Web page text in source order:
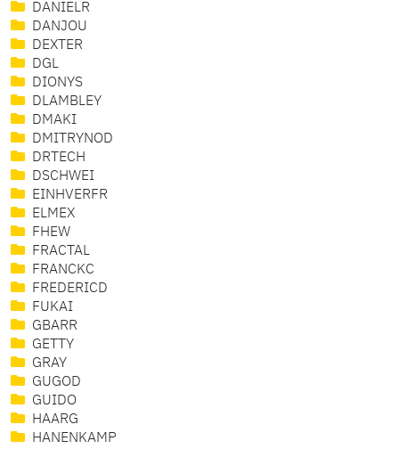
DANIELR
DANJOU
DEXTER
DGL
DIONYS
DLAMBLEY
DMAKI
DMITRYNOD
DRTECH
DSCHWEI
EINHVERFR
ELMEX
FHEW
FRACTAL
FRANCKC
FREDERICD
FUKAI
GBARR
GETTY
GRAY
GUGOD
GUIDO
HAARG
HANENKAMP